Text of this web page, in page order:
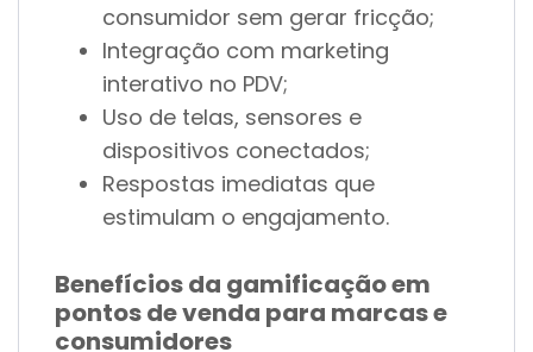
consumidor sem gerar fricção;
Integração com marketing
interativo no PDV;
Uso de telas, sensores e
dispositivos conectados;
Respostas imediatas que
estimulam o engajamento.
Benefícios da gamificação em
pontos de venda para marcas e
consumidores